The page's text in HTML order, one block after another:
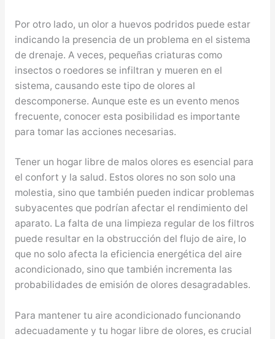
Por otro lado, un olor a huevos podridos puede estar
indicando la presencia de un problema en el sistema
de drenaje. A veces, pequeñas criaturas como
insectos o roedores se infiltran y mueren en el
sistema, causando este tipo de olores al
descomponerse. Aunque este es un evento menos
frecuente, conocer esta posibilidad es importante
para tomar las acciones necesarias.
Tener un hogar libre de malos olores es esencial para
el confort y la salud. Estos olores no son solo una
molestia, sino que también pueden indicar problemas
subyacentes que podrían afectar el rendimiento del
aparato. La falta de una limpieza regular de los filtros
puede resultar en la obstrucción del flujo de aire, lo
que no solo afecta la eficiencia energética del aire
acondicionado, sino que también incrementa las
probabilidades de emisión de olores desagradables.
Para mantener tu aire acondicionado funcionando
adecuadamente y tu hogar libre de olores, es crucial